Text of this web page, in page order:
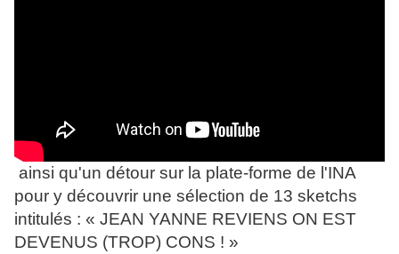
ainsi qu'un détour sur la plate-forme de l'INA
pour y découvrir une sélection de 13 sketchs
intitulés : « JEAN YANNE REVIENS ON EST
DEVENUS (TROP) CONS ! »